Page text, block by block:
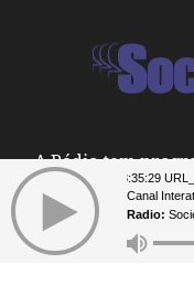
A Rádio tem
notícias, esportes
não perca
9717
07 23:35:29
Canal
Radio: